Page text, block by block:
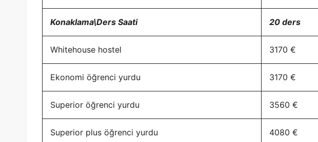
Konaklama\Ders Saati 20 ders
Whitehouse hostel 3170 €
Ekonomi öğrenci yurdu 3170 €
Superior öğrenci yurdu 3560 €
Superior plus öğrenci yurdu 4080 €